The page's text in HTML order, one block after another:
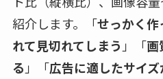
紹介します。「せっかく作
れて見切れてしまう 」「画
る 」「広告に適したサイ